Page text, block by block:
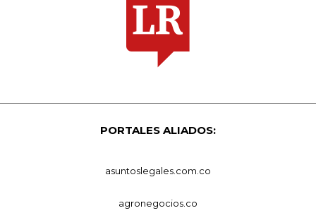
PORTALES ALIADOS:
asuntoslegales.com.co
agronegocios.co